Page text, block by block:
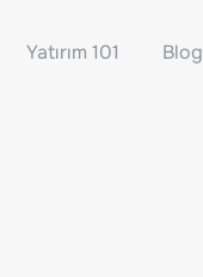
Yatırım 101 Blog